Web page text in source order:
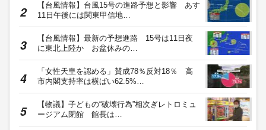
【台風情報】台風15号の進路予想と影響 あす
11日午後には関東甲信地…
【台風情報】最新の予想進路 15号は11日夜
に東北上陸か お盆休みの…
「女性天皇を認める」賛成78％反対18％ 高
市内閣支持率は横ばい62.5%…
【物議】子どもの“破壊行為”相次ぎレトロミュ
ージアム閉館 館長は…